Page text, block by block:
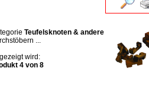
Teufelsknoten & andere
...
wird:
4 von 8